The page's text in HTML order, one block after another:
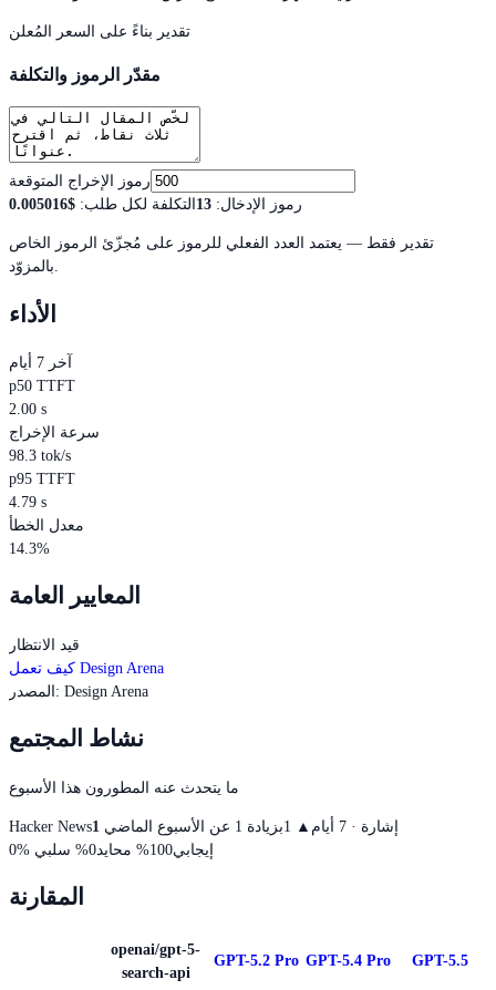
تقدير بناءً على السعر المُعلن
مقدّر الرموز والتكلفة
رموز الإخراج المتوقعة
رموز الإدخال:
13 التكلفة لكل طلب:
$0.005016
تقدير فقط — يعتمد العدد الفعلي للرموز على مُجزّئ الرموز الخاص
بالمزوّد.
الأداء
آخر 7 أيام
p50 TTFT
2.00 s
سرعة الإخراج
98.3 tok/s
p95 TTFT
4.79 s
معدل الخطأ
14.3%
المعايير العامة
قيد الانتظار
كيف تعمل Design Arena
المصدر : Design Arena
نشاط المجتمع
ما يتحدث عنه المطورون هذا الأسبوع
Hacker News1 إشارة · 7 أيام ▲
1بزيادة 1 عن الأسبوع الماضي
0% إيجابي100
% محايد0
% سلبي
المقارنة
openai/gpt-5-
search-api
GPT-5.2 Pro GPT-5.4 Pro GPT-5.5